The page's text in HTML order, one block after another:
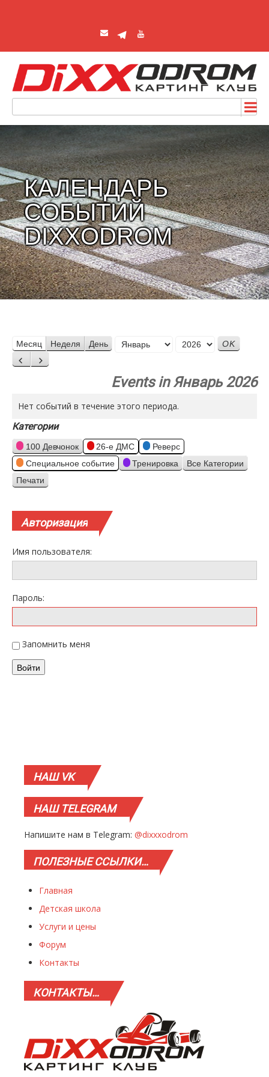
КАЛЕНДАРЬ
СОБЫТИЙ
DIXXODROM
Месяц Неделя День
Месяц
Назад
Вперед
Events in Январь 2026
Нет событий в течение этого периода.
Категории
100 Девчонок 26-е ДМС
Реверс
Специальное событие
Тренировка Все Категории
Просмотр
Печати
Авторизация
Имя пользователя:
Пароль:
Запомнить меня
Войти
НАШVK
НАШTELEGRAM
Напишите нам в Telegram: @dixxxodrom
ПОЛЕЗНЫЕССЫЛКИ…
Главная
Детская школа
Услуги и цены
Форум
Контакты
КОНТАКТЫ…